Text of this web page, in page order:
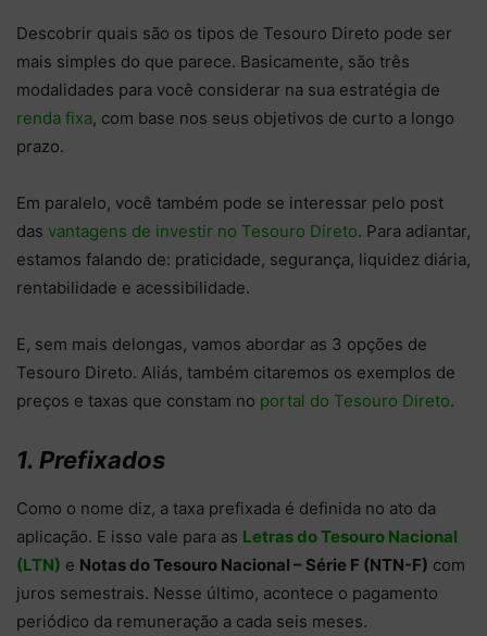
Descobrir quais são os tipos de Tesouro Direto pode ser
mais simples do que parece. Basicamente, são três
modalidades para você considerar na sua estratégia de
renda fixa, com base nos seus objetivos de curto a longo
prazo.
Em paralelo, você também pode se interessar pelo post
das vantagens de investir no Tesouro Direto. Para adiantar,
estamos falando de: praticidade, segurança, liquidez diária,
rentabilidade e acessibilidade.
E, sem mais delongas, vamos abordar as 3 opções de
Tesouro Direto. Aliás, também citaremos os exemplos de
preços e taxas que constam no portal do Tesouro Direto.
1. Prefixados
Como o nome diz, a taxa prefixada é definida no ato da
aplicação. E isso vale para as Letras do Tesouro Nacional
(LTN) e Notas do Tesouro Nacional – Série F (NTN-F) com
juros semestrais. Nesse último, acontece o pagamento
periódico da remuneração a cada seis meses.